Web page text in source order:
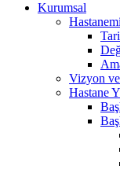
Kurumsal
Vizyon
Hastane